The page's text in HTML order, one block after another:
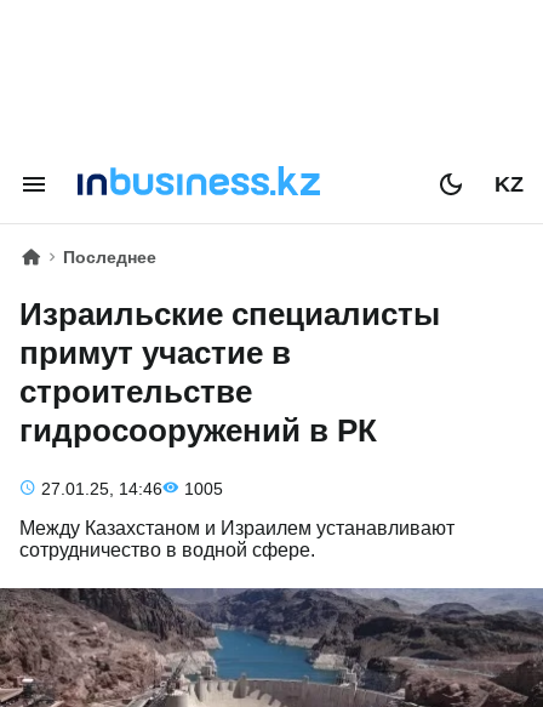
KZ
Последнее
Израильские специалисты
примут участие в
строительстве
гидросооружений в РК
27.01.25, 14:46 1005
Между Казахстаном и Израилем устанавливают
сотрудничество в водной сфере.